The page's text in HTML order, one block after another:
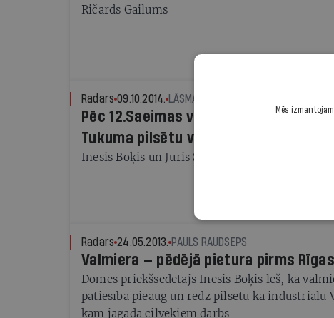
Ričards Gailums
Radars 09.10.2014. LĀSMA GAILE
Pēc 12.Saeimas vēlēšanām mainīsies
Tukuma pilsētu vadītāji
Inesis Boķis un Juris Šulcs pošas uz Saeimu
Radars 24.05.2013. PAULS RAUDSEPS
Valmiera — pēdējā pietura pirms
Domes priekšsēdētājs Inesis Boķis lēš, ka
patiesībā pieaug un redz pilsētu kā industriālu
kam jāgādā cilvēkiem darbs
Mēs